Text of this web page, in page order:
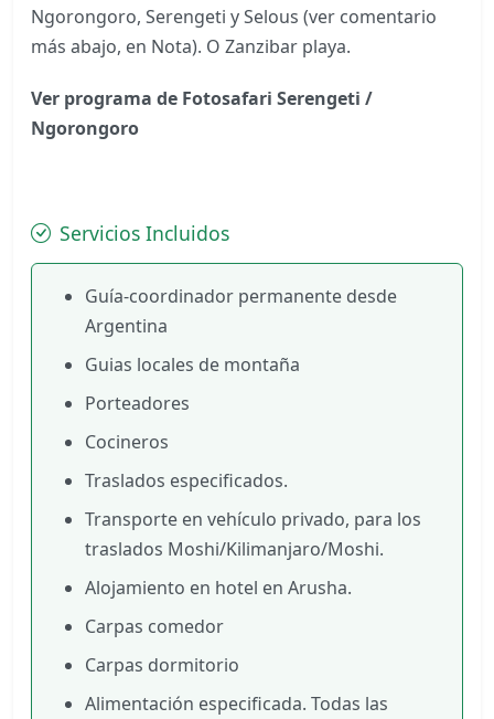
Ngorongoro, Serengeti y Selous (ver comentario
más abajo, en Nota). O Zanzibar playa.
Ver programa de Fotosafari Serengeti /
Ngorongoro
Servicios Incluidos
Guía-coordinador permanente desde
Argentina
Guias locales de montaña
Porteadores
Cocineros
Traslados especificados.
Transporte en vehículo privado, para los
traslados Moshi/Kilimanjaro/Moshi.
Alojamiento en hotel en Arusha.
Carpas comedor
Carpas dormitorio
Alimentación especificada. Todas las